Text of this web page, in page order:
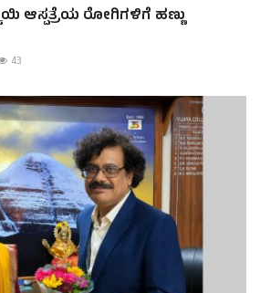
ಆಸ್ಪತ್ರೆಯ ರೋಗಿಗಳಿಗೆ ಹಣ್ಣು
43